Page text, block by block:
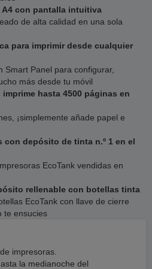
con pantalla intuitiva
de alta calidad en una sola
para imprimir desde cualquier
Smart Panel para configurar,
más desde tu móvil
hasta 4500 páginas en
¡simplemente añade papel e
con depósito de tinta n.º 1 en el
EcoTank vendidas en
rellenable con botellas tinta
EcoTank con llave de cierre
te ensucies
impresoras.
la medianoche del